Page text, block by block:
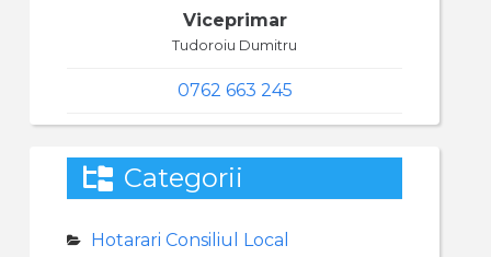
Viceprimar
Tudoroiu Dumitru
0762 663 245
Categorii
Hotarari Consiliul Local